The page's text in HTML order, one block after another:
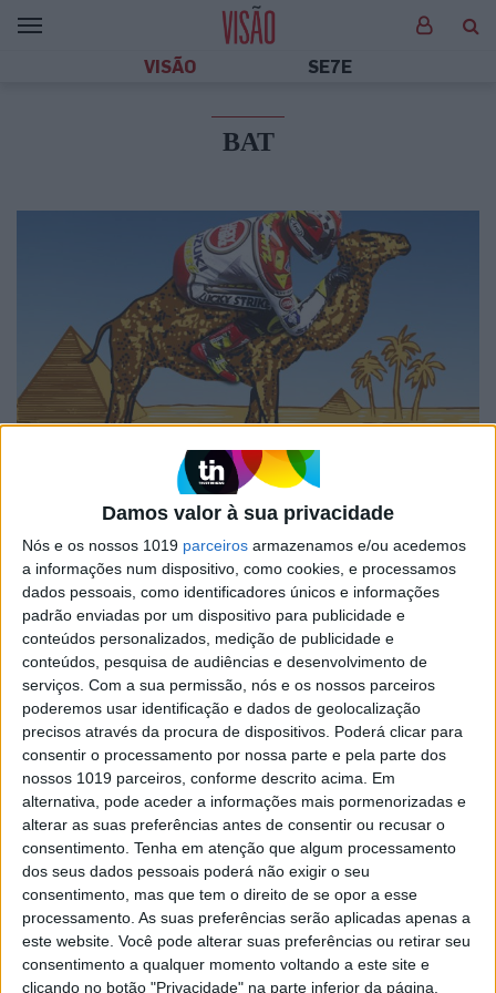
Damos valor à sua privacidade
Nós e os nossos 1019 parceiros armazenamos e/ou acedemos
a informações num dispositivo, como cookies, e processamos
dados pessoais, como identificadores únicos e informações
padrão enviadas por um dispositivo para publicidade e
conteúdos personalizados, medição de publicidade e
conteúdos, pesquisa de audiências e desenvolvimento de
serviços. Com a sua permissão, nós e os nossos parceiros
poderemos usar identificação e dados de geolocalização
precisos através da procura de dispositivos. Poderá clicar para
consentir o processamento por nossa parte e pela parte dos
nossos 1019 parceiros, conforme descrito acima. Em
alternativa, pode aceder a informações mais pormenorizadas e
alterar as suas preferências antes de consentir ou recusar o
consentimento. Tenha em atenção que algum processamento
dos seus dados pessoais poderá não exigir o seu
consentimento, mas que tem o direito de se opor a esse
processamento. As suas preferências serão aplicadas apenas a
este website. Você pode alterar suas preferências ou retirar seu
consentimento a qualquer momento voltando a este site e
clicando no botão "Privacidade" na parte inferior da página.
VISÃO SE7E
BAT
Lucky Strike quer montar o camelo
Na indústria tabaqueira prepara-se uma fusão
com vista a criar a maior empresa mundial do
setor
SITES DO GRUPO TRUST IN NEWS
Visão Visão Se7e